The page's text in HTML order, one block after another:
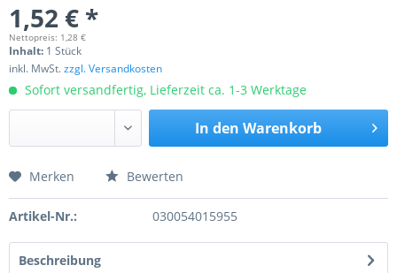
1,52 € *
Nettopreis: 1,28 €
Inhalt: 1 Stück
inkl. MwSt.zzgl. Versandkosten
Sofort versandfertig, Lieferzeit ca. 1-3 Werktage
In den Warenkorb
Preis anfragen
Merken Bewerten
Artikel-Nr.: 030054015955
Beschreibung